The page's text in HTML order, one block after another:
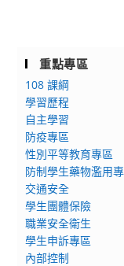
重點專區
108 課綱
學習歷程
自主學習
防疫專區
性別平等教育專區
防制學生藥物濫用
交通安全
學生團體保險
職業安全衛生
學生申訴專區
內部控制